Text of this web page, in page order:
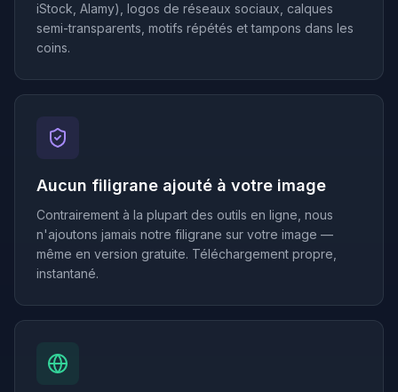
iStock, Alamy), logos de réseaux sociaux, calques
semi-transparents, motifs répétés et tampons dans les
coins.
Aucun filigrane ajouté à votre image
Contrairement à la plupart des outils en ligne, nous
n'ajoutons jamais notre filigrane sur votre image —
même en version gratuite. Téléchargement propre,
instantané.